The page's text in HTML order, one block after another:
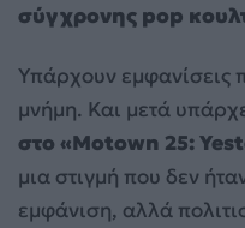
σύγχρονης pop
Υπάρχουν εμφανίσεις
μνήμη. Και μετά
στο «Motown 25:
μια στιγμή που δεν
εμφάνιση, αλλά